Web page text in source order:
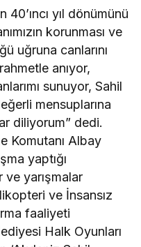
40’ıncı yıl dönümünü
korunması ve
uğruna canlarını
anıyor,
sunuyor, Sahil
mensuplarına
diliyorum” dedi.
Komutanı Albay
yaptığı
yarışmalar
ve İnsansız
faaliyeti
Halk Oyunları